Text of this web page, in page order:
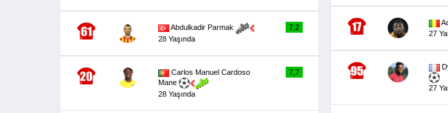
Abdulkadir Parmak
28 Yaşında
7,2
Carlos Manuel Cardoso
Mane
28 Yaşında
7,7
27
27